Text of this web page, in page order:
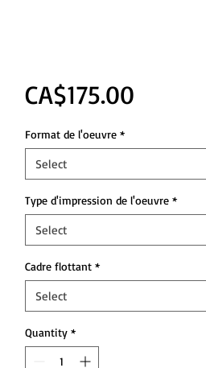
CA$175.00Price
Format de l'oeuvre *
Select
Type d'impression de l'oeuvre *
Select
Cadre flottant *
Select
Quantity *